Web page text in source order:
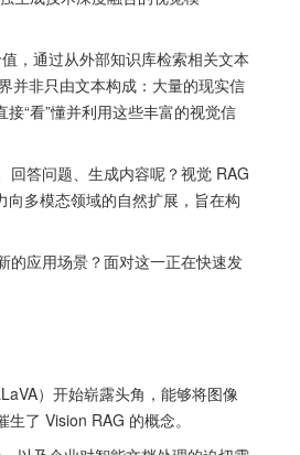
并非只由文本构成：大量的现实信
“看”懂并利用这些丰富的视觉信
多模态领域的自然扩展，旨在构
了 Vision RAG 的概念。